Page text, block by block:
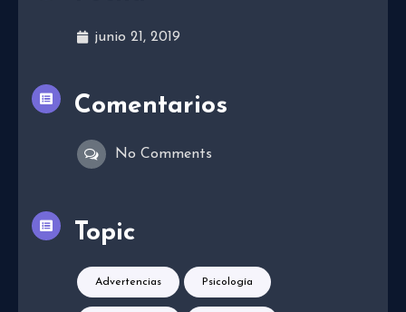
junio 21, 2019
Comentarios
No Comments
Topic
Advertencias Psicología